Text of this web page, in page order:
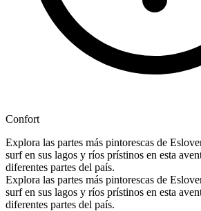
Confort
Explora las partes más pintorescas de
surf en sus lagos y ríos prístinos en esta
diferentes partes del país.
Explora las partes más pintorescas de
surf en sus lagos y ríos prístinos en esta
diferentes partes del país.